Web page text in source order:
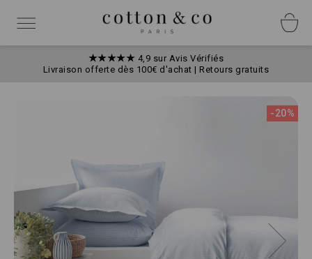
contenu
Basculer
★★★★★ 4,9 sur Avis Vérifiés
Livraison offerte dès 100€ d'achat | Retours gratuits
-20%